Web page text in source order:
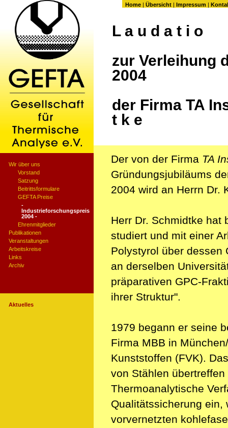
Home | Übersicht | Impressum |
Wir über uns
Vorstand
Satzung
Beitrittsformulare
GEFTA Preise
-
Industrieforschungspreis
2004 -
Ehrenmitglieder
Publikationen
Veranstaltungen
Arbeitskreise
Links
Archiv
Aktuelles
L a u d a t i o
zur Verleihung
2004
der Firma TA
t k e
Der von der Firma TA
Gründungsjubiläums
2004 wird an Herrn Dr.
Herr Dr. Schmidtke hat
studiert und mit einer
Polystyrol über dessen
an derselben
präparativen GPC-
ihrer Struktur".
1979 begann er seine
Firma MBB in
Kunststoffen (FVK).
von Stählen
Thermoanalytische
Qualitätssicherung
vorvernetzten